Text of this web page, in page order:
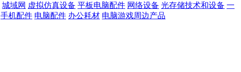
城域网 虚拟仿真设备 平板电脑配件 网络设备 光存储技术和设备 一
手机配件 电脑配件 办公耗材 电脑游戏周边产品